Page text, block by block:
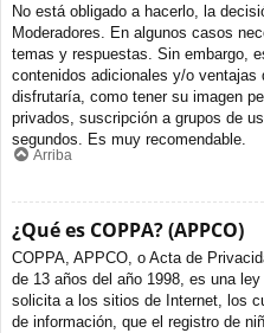
No está obligado a hacerlo, la
Moderadores. En algunos casos
temas y respuestas. Sin embargo,
contenidos adicionales y/o ventajas
disfrutaría, como tener su imagen
privados, suscripción a grupos de
segundos. Es muy recomendable.
Arriba
¿Qué es COPPA? (APPCO)
COPPA, APPCO, o Acta de
de 13 años del año 1998, es una
solicita a los sitios de Internet, los
de información, que el registro de